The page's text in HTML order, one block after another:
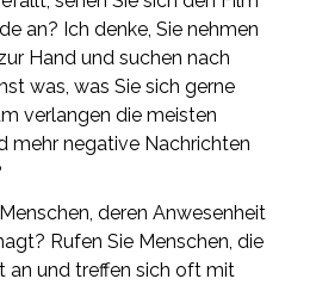
an? Ich denke, Sie nehmen
Hand und suchen nach
was, was Sie sich gerne
verlangen die meisten
mehr negative Nachrichten
deren Anwesenheit
Rufen Sie Menschen, die
an und treffen sich oft mit